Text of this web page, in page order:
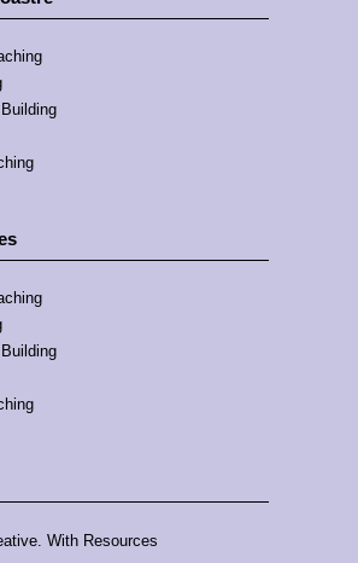
With Resources